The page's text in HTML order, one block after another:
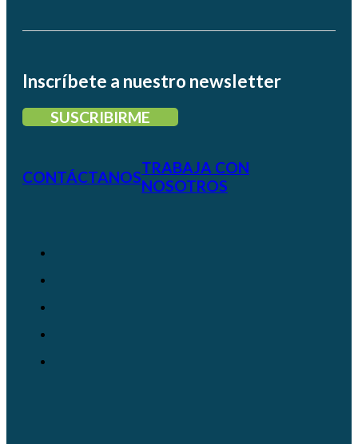
Inscríbete a nuestro newsletter
SUSCRIBIRME
CONTÁCTANOSTRABAJA CON
NOSOTROS